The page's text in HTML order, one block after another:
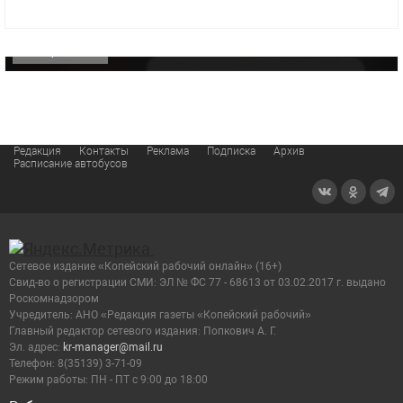
Редакция Контакты Реклама Подписка
Архив
Расписание автобусов
Сетевое издание «Копейский рабочий онлайн» (16+)
Cвид-во о регистрации СМИ: ЭЛ № ФС 77 - 68613 от 03.02.2017 г. выдано
Роскомнадзором
Учредитель: АНО «Редакция газеты «Копейский рабочий»
Главный редактор сетевого издания: Попкович А. Г.
Эл. адрес: kr-manager@mail.ru
Телефон: 8(35139) 3-71-09
Режим работы: ПН - ПТ с 9:00 до 18:00